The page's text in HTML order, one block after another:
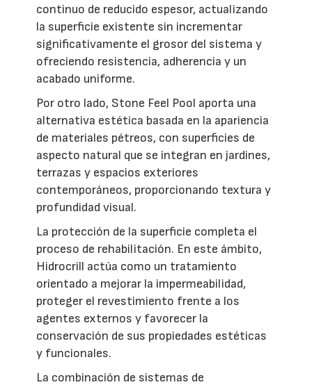
continuo de reducido espesor, actualizando
la superficie existente sin incrementar
significativamente el grosor del sistema y
ofreciendo resistencia, adherencia y un
acabado uniforme.
Por otro lado, Stone Feel Pool aporta una
alternativa estética basada en la apariencia
de materiales pétreos, con superficies de
aspecto natural que se integran en jardines,
terrazas y espacios exteriores
contemporáneos, proporcionando textura y
profundidad visual.
La protección de la superficie completa el
proceso de rehabilitación. En este ámbito,
Hidrocrill actúa como un tratamiento
orientado a mejorar la impermeabilidad,
proteger el revestimiento frente a los
agentes externos y favorecer la
conservación de sus propiedades estéticas
y funcionales.
La combinación de sistemas de